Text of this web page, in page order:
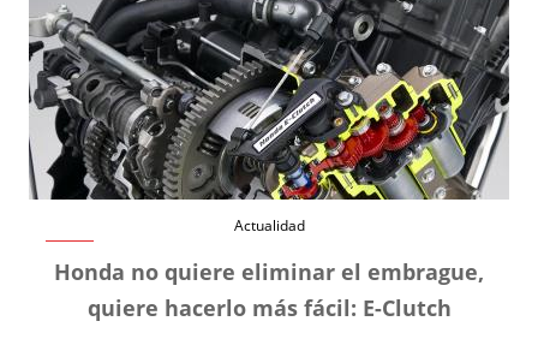
Actualidad
Honda no quiere eliminar el embrague,
quiere hacerlo más fácil: E-Clutch